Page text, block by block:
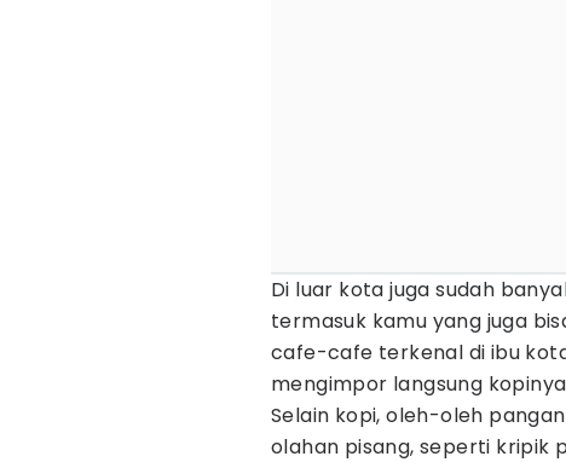
Di luar kota juga sudah
termasuk kamu yang juga
cafe-cafe terkenal di ibu
mengimpor langsung
Selain kopi, oleh-oleh
olahan pisang, seperti kripik